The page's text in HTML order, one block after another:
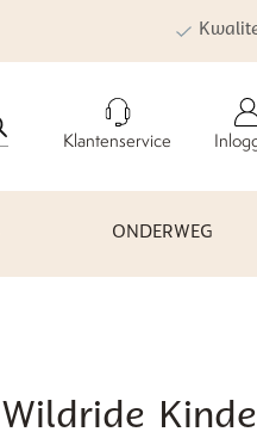
Klantenservice
ONDERWEG
Wildride